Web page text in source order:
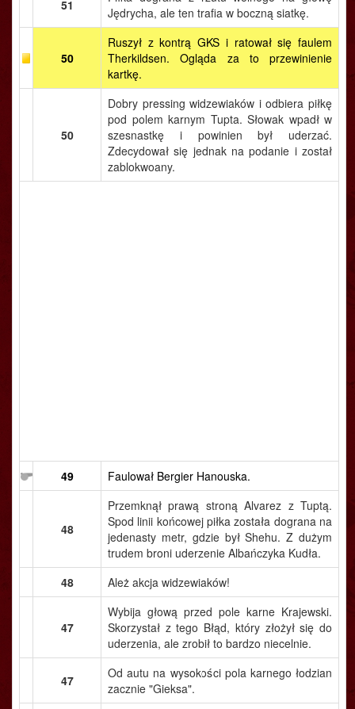
51
Jędrycha, ale ten trafia w boczną siatkę.
50
Ruszył z kontrą GKS i ratował się faulem
Therkildsen. Ogląda za to przewinienie
kartkę.
50
Dobry pressing widzewiaków i odbiera piłkę
pod polem karnym Tupta. Słowak wpadł w
szesnastkę i powinien był uderzać.
Zdecydował się jednak na podanie i został
zablokwoany.
49 Faulował Bergier Hanouska.
48
Przemknął prawą stroną Alvarez z Tuptą.
Spod linii końcowej piłka została dograna na
jedenasty metr, gdzie był Shehu. Z dużym
trudem broni uderzenie Albańczyka Kudła.
48
Ależ akcja widzewiaków!
47
Wybija głową przed pole karne Krajewski.
Skorzystał z tego Błąd, który złożył się do
uderzenia, ale zrobił to bardzo niecelnie.
47
Od autu na wysokości pola karnego łodzian
zacznie "Gieksa".